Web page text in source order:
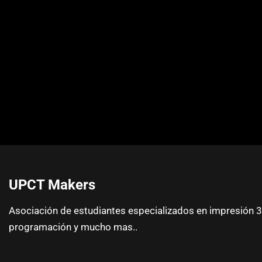
UPCT Makers
Asociación de estudiantes especializados en impresión
programación y mucho mas..